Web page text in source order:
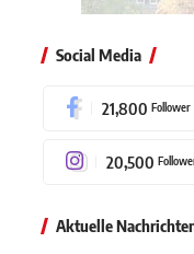
Social Media
21,800 Follower
20,500
Aktuelle